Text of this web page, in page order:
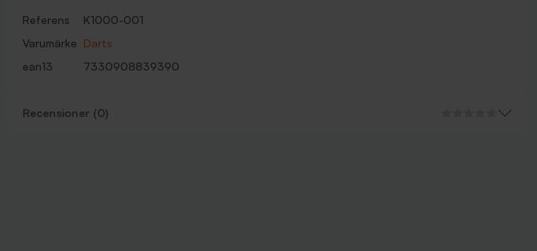
Referens
K1000-001
Varumärke Darts
ean13
7330908839390
Recensioner (0)